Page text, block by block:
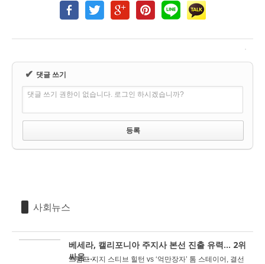
✔ 댓글 쓰기
댓글 쓰기 권한이 없습니다. 로그인 하시겠습니까?
사회뉴스
베세라, 캘리포니아 주지사 본선 진출 유력… 2위
싸움 ...
트럼프 지지 스티브 힐턴 vs ‘억만장자’ 톰 스테이어, 결선